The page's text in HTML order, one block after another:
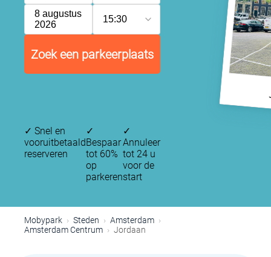
8 augustus
2026
15:30
Zoek een parkeerplaats
✓ Snel en
vooruitbetaald
reserveren
✓
Bespaar
tot 60%
op
parkeren
✓
Annuleer
tot 24 u
voor de
start
Mobypark Steden
Amsterdam
Amsterdam Centrum
Jordaan